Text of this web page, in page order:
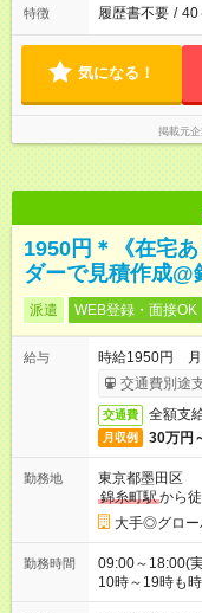
特徴 履歴書不要 / 40
気になる！
掲載元企
1950円＊《在宅
ダーで見積作成@
派遣 WEB登録・面接OK
給与
時給1950円 月
交通費別途
交通費 全額支
月収例 30万円
勤務地
東京都墨田区
錦糸町駅から
大手◎グロー
勤務時間
09:00～18:00(
10時～19時も